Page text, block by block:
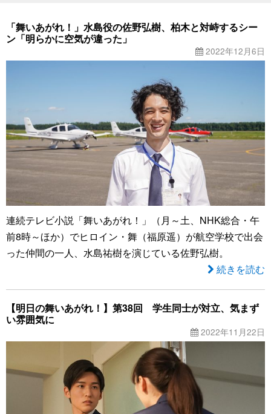
「舞いあがれ！」水島役の佐野弘樹、柏木と対峙するシー
ン「明らかに空気が違った」
2022年12月6日
連続テレビ小説「舞いあがれ！」（月～土、NHK総合・午
前8時～ほか）でヒロイン・舞（福原遥）が航空学校で出会
った仲間の一人、水島祐樹を演じている佐野弘樹。
続きを読む
【明日の舞いあがれ！】第38回 学生同士が対立、気まず
い雰囲気に
2022年11月22日